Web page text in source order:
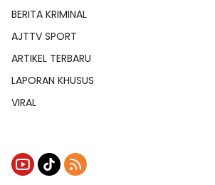
BERITA KRIMINAL
AJTTV SPORT
ARTIKEL TERBARU
LAPORAN KHUSUS
VIRAL